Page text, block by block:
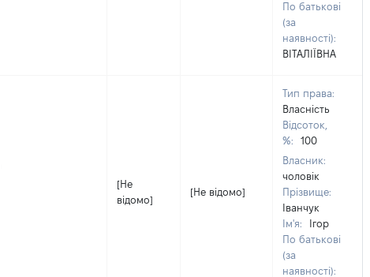
По батькові
(за
наявності):
ВІТАЛІЇВНА
[Не
відомо]
[Не відомо]
Тип права:
Власність
Відсоток,
%:
100
Власник:
чоловік
Прізвище:
Іванчук
Ім'я:
Ігор
По батькові
(за
наявності):